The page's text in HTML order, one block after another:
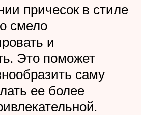
причесок в стиле
смело
и
Это поможет
саму
ее более